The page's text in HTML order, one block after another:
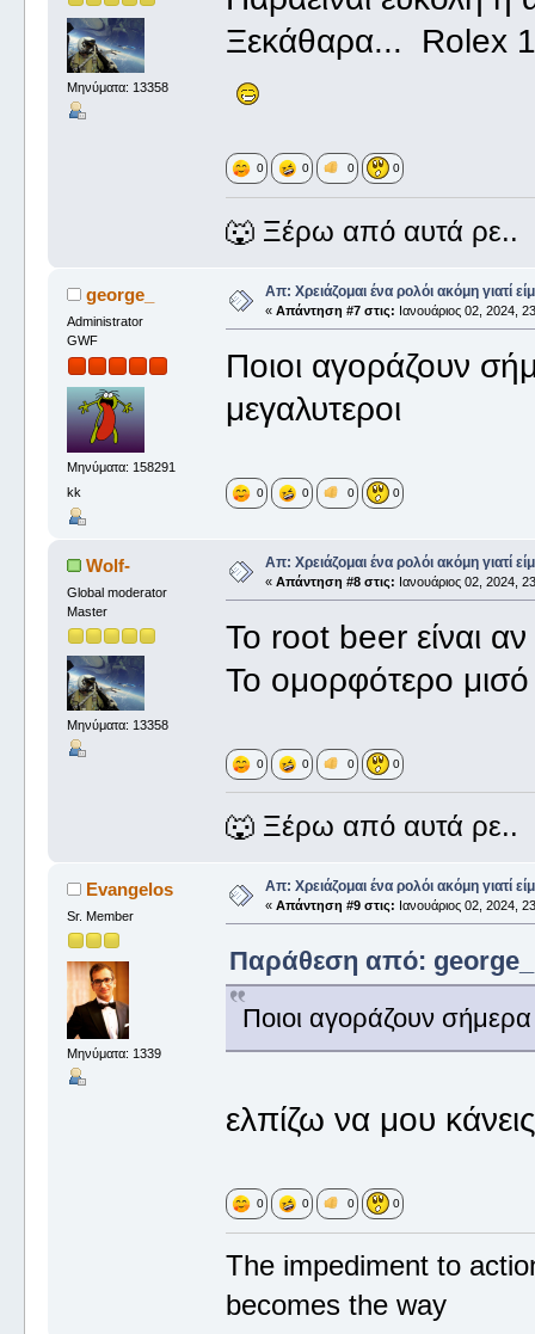
Μηνύματα: 13358
Ξεκάθαρα... Rolex
0 0 0 0
🐺 Ξέρω από αυτά ρε..
george_
Administrator
GWF
Μηνύματα: 158291
kk
Απ: Χρειάζομαι ένα ρολόι ακόμη γιατί
« Απάντηση #7 στις: Ιανουάριος 02, 2024,
Ποιοι αγοράζουν
μεγαλυτεροι
0 0 0 0
Wolf-
Global moderator
Master
Μηνύματα: 13358
Απ: Χρειάζομαι ένα ρολόι ακόμη γιατί
« Απάντηση #8 στις: Ιανουάριος 02, 2024,
Το root beer είναι
Το ομορφότερο
0 0 0 0
🐺 Ξέρω από αυτά ρε..
Evangelos
Sr. Member
Μηνύματα: 1339
Απ: Χρειάζομαι ένα ρολόι ακόμη γιατί
« Απάντηση #9 στις: Ιανουάριος 02, 2024,
Παράθεση από: george_
Ποιοι αγοράζουν
ελπίζω να μου
0 0 0 0
The impediment to
becomes the way